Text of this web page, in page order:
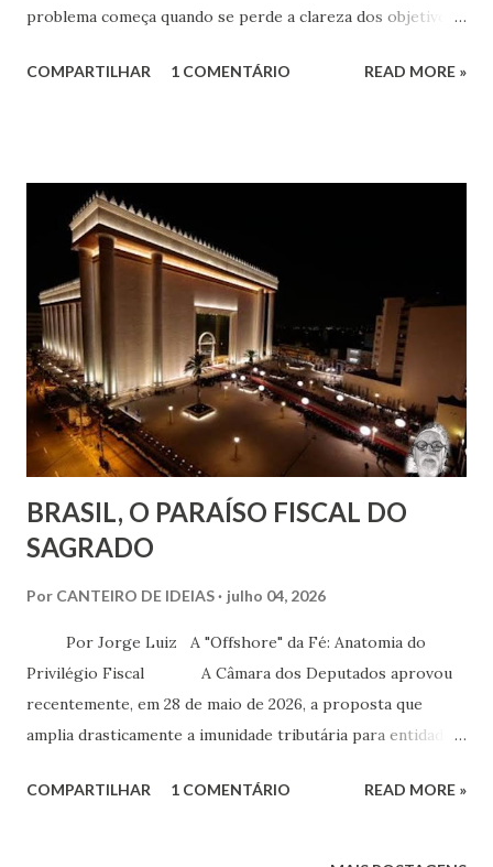
problema começa quando se perde a clareza dos objetivos
liberdade de consciência. Allan Kardec jamais defendeu o
com quem pensa diferente e conceder tribuna doutrinária
a quem combate os princípios fundamentais da Doutrina
Espírita. Se um palestrante evangélico afirma
categoricamente que a comunicação entre encarnados e
desencarnados é impossível; que a mediunidade é fraude ou
ação demoníaca; que a reencarnação não existe, então
estamos diante de alguém que rejeita os pilares básicos do
Espiritismo.
COMPARTILHAR 1 COMENTÁRIO READ MORE »
BRASIL, O PARAÍSO FISCAL DO
SAGRADO
Por CANTEIRO DE IDEIAS julho 04, 2026
Por Jorge Luiz A "Offshore" da Fé: Anatomia do
Privilégio Fiscal A Câmara dos Deputados aprovou
recentemente, em 28 de maio de 2026, a proposta que
amplia drasticamente a imunidade tributária para entidades
segue para o Senado, estende a vedação de cobrança de
COMPARTILHAR 1 COMENTÁRIO READ MORE »